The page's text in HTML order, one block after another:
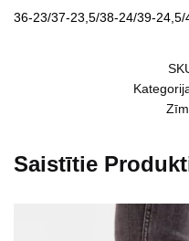
36-23/37-23,5/38-24/39-
Saistītie